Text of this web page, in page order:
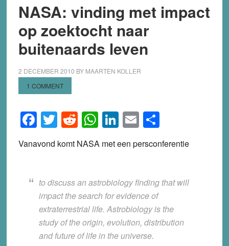
NASA: vinding met impact
op zoektocht naar
buitenaards leven
2 DECEMBER 2010 BY MAARTEN KOLLER
1 COMMENT
Facebook
Twitter
Reddit
WhatsApp
LinkedIn
EmailShare
Vanavond komt NASA met een persconferentie
to discuss an astrobiology finding that will
impact the search for evidence of
extraterrestrial life. Astrobiology is the
study of the origin, evolution, distribution
and future of life in the universe.